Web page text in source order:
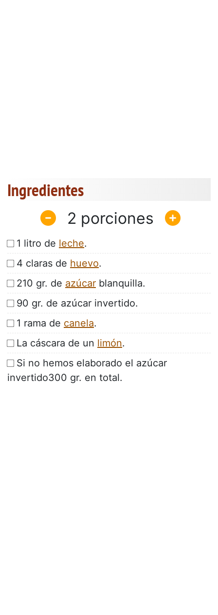
Ingredientes
2
1 litro de leche.
4 claras de huevo.
210 gr. de azúcar blanquilla.
90 gr. de azúcar invertido.
1 rama de canela.
La cáscara de un limón.
Si no hemos elaborado el azúcar
invertido300 gr. en total.